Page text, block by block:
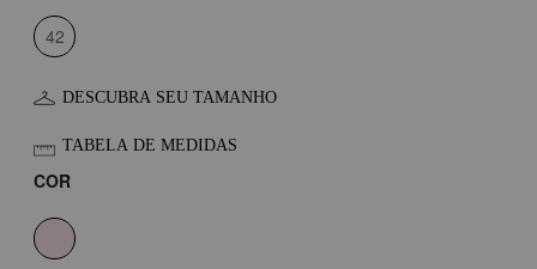
42
DESCUBRA SEU TAMANHO
TABELA DE MEDIDAS
COR